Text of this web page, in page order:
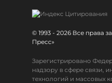
© 1993 - 2026 Все права
Пресс»
Зарегистрировано
надзору в сфере связи,
технологий и массовых